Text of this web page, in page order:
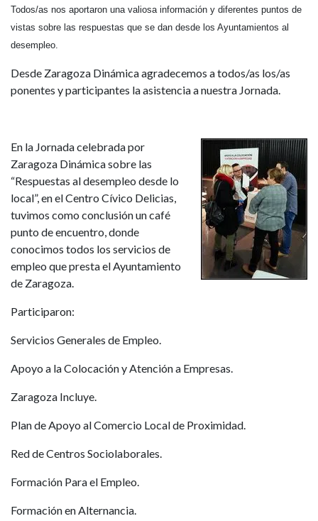
Todos/as nos aportaron una valiosa información y diferentes puntos de
vistas sobre las respuestas que se dan desde los Ayuntamientos al
desempleo.
Desde Zaragoza Dinámica agradecemos a todos/as los/as
ponentes y participantes la asistencia a nuestra Jornada.
En la Jornada celebrada por
Zaragoza Dinámica sobre las
“Respuestas al desempleo desde lo
local”, en el Centro Cívico Delicias,
tuvimos como conclusión un café
punto de encuentro, donde
conocimos todos los servicios de
empleo que presta el Ayuntamiento
de Zaragoza.
Participaron:
Servicios Generales de Empleo.
Apoyo a la Colocación y Atención a Empresas.
Zaragoza Incluye.
Plan de Apoyo al Comercio Local de Proximidad.
Red de Centros Sociolaborales.
Formación Para el Empleo.
Formación en Alternancia.